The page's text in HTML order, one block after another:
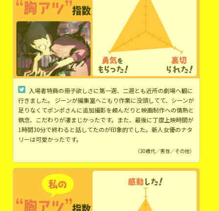
入場者特典の冊子欲しさに第一週、二週とも近所の劇場へ観に
行きました。 ジーンが編集室へこもり作業に没頭してて、シーンが
足りなくてポンポさんに追加撮影を頼んだりと映画制作への情熱と
執念、こだわりが凄まじかったです。また、最後に丁度上映時間が
1時間30分で終わると話してたのが印象的でした。新人女優のナタ
リーは可愛かったです。
（30歳代／男性／その他）